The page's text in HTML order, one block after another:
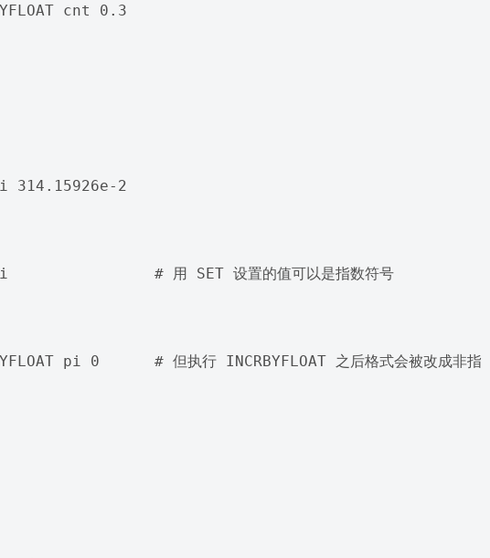
cnt 0.3
314.15926e-2
# 用 SET 设置的值可以是指数符号
pi 0      # 但执行 INCRBYFLOAT 之后格式会被改成非指